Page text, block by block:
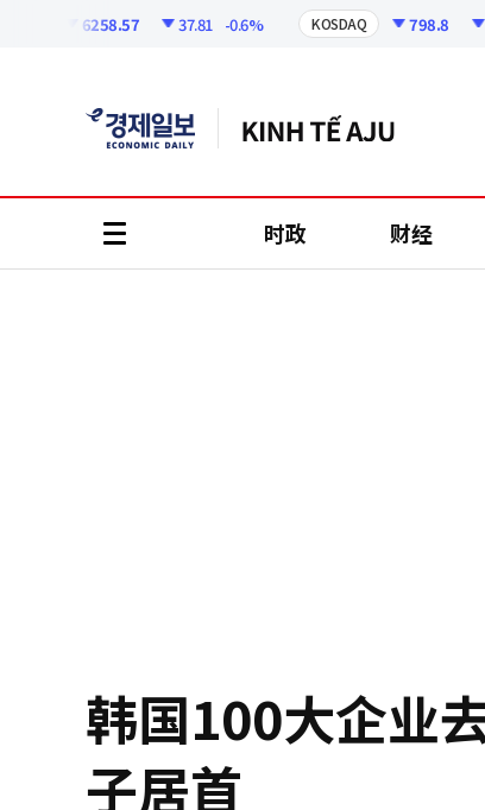
6258.57 37.81 -0.6% KOSDAQ 798.8 2.87
时政 财经
韩国100大企业
子居首